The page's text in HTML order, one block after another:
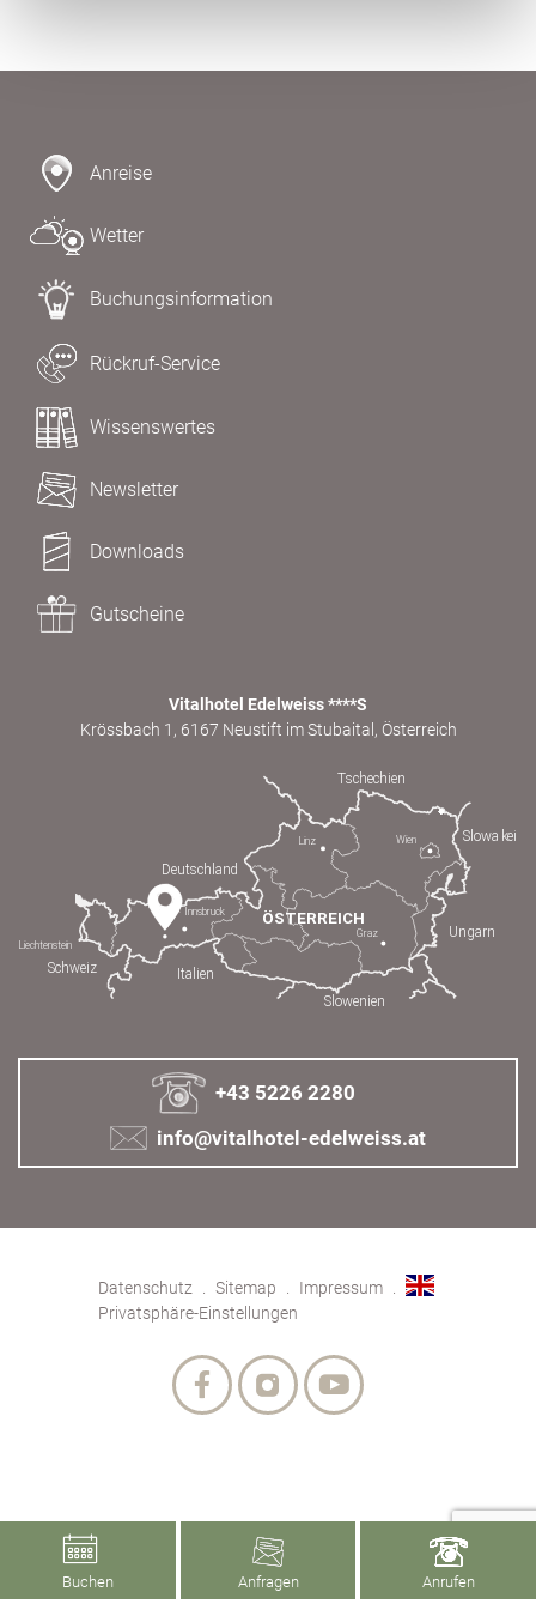
Anreise
Wetter
Buchungsinformation
Rückruf-Service
Wissenswertes
Newsletter
Downloads
Gutscheine
Vitalhotel Edelweiss ****S
Krössbach 1, 6167 Neustift im Stubaital, Österreich
+43 5226 2280
info@vitalhotel-edelweiss.at
Datenschutz Sitemap
Impressum
Privatsphäre-Einstellungen
Buchen Anfragen Anrufen